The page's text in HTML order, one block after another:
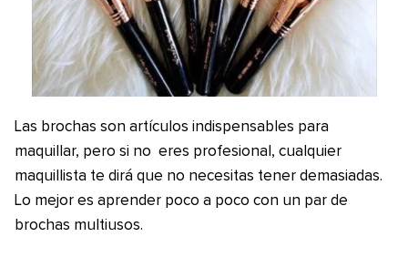
Las brochas son artículos indispensables para
maquillar, pero si no eres profesional, cualquier
maquillista te dirá que no necesitas tener demasiadas.
Lo mejor es aprender poco a poco con un par de
brochas multiusos.